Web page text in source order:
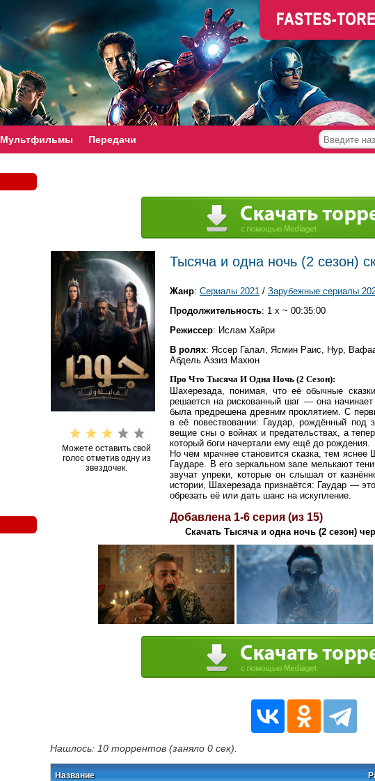
Мультфильмы Передачи
Можете оставить свой
голос отметив одну из
звездочек.
Тысяча и одна ночь (2 сезон)
Жанр: Сериалы 2021 / Зарубежные сериалы
Продолжительность: 1 x ~ 00:35:00
Режиссер: Ислам Хайри
В ролях: Яссер Галал, Ясмин Раис, Нур,
Абдель Аззиз Махюн
Про Что Тысяча И Одна Ночь (2 Сезон):
Шахерезада, понимая, что её обычные
решается на рискованный шаг — она
была предрешена древним проклятием. С
в её повествовании: Гаудар, рождённый под
вещие сны о войнах и предательствах, а
который боги начертали ему ещё до рождения.
Но чем мрачнее становится сказка, тем
Гаударе. В его зеркальном зале мелькают
звучат упреки, которые он слышал от
истории, Шахерезада признаётся: Гаудар —
обрезать её или дать шанс на искупление.
Добавлена 1-6 серия (из 15)
Скачать Тысяча и одна ночь (2 сезон)
Нашлось: 10 торрентов (заняло 0 сек).
Название